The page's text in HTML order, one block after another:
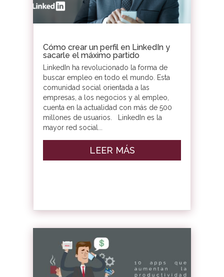
Cómo crear un perfil en LinkedIn y
sacarle el máximo partido
LinkedIn ha revolucionado la forma de
buscar empleo en todo el mundo. Esta
comunidad social orientada a las
empresas, a los negocios y al empleo,
cuenta en la actualidad con más de 500
millones de usuarios. LinkedIn es la
mayor red social...
LEER MÁS